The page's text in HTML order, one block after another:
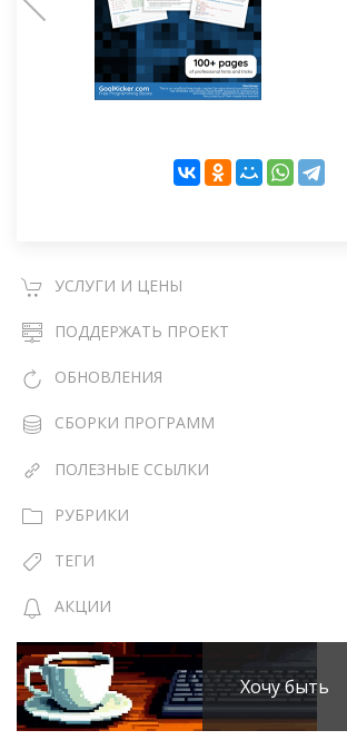
УСЛУГИ И ЦЕНЫ
ПОДДЕРЖАТЬ ПРОЕКТ
ОБНОВЛЕНИЯ
СБОРКИ ПРОГРАММ
ПОЛЕЗНЫЕ ССЫЛКИ
РУБРИКИ
ТЕГИ
АКЦИИ
Хочу быть